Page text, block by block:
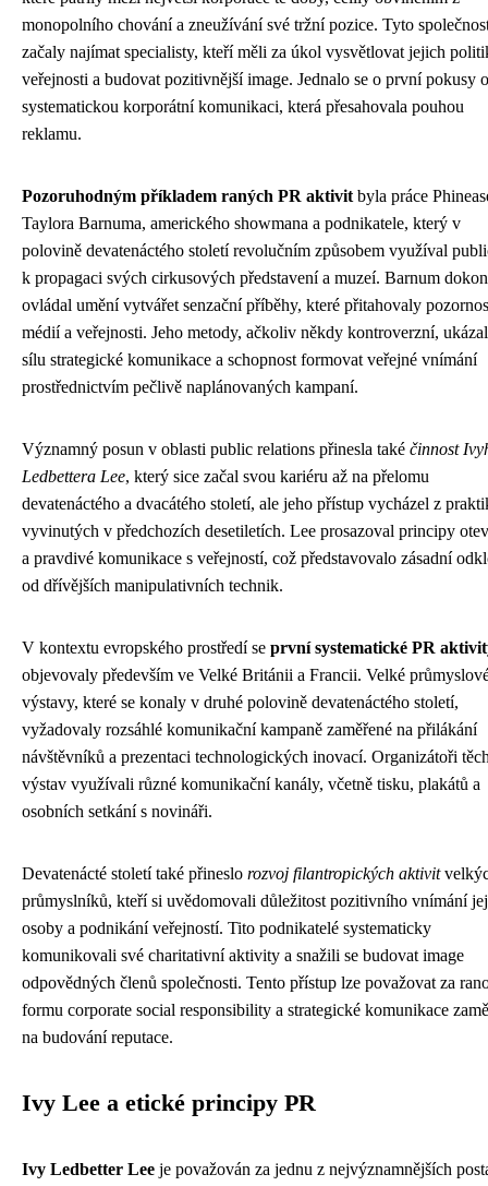
monopolního chování a zneužívání své tržní pozice. Tyto
začaly najímat specialisty, kteří měli za úkol vysvětlovat jejich
veřejnosti a budovat pozitivnější image. Jednalo se o první pokusy o
systematickou korporátní komunikaci, která přesahovala pouhou
reklamu.
Pozoruhodným příkladem raných PR aktivit byla práce
Taylora Barnuma, amerického showmana a podnikatele, který v
polovině devatenáctého století revolučním způsobem využíval
k propagaci svých cirkusových představení a muzeí. Barnum
ovládal umění vytvářet senzační příběhy, které přitahovaly
médií a veřejnosti. Jeho metody, ačkoliv někdy kontroverzní,
sílu strategické komunikace a schopnost formovat veřejné vnímání
prostřednictvím pečlivě naplánovaných kampaní.
Významný posun v oblasti public relations přinesla také činnost
Ledbettera Lee, který sice začal svou kariéru až na přelomu
devatenáctého a dvacátého století, ale jeho přístup vycházel z
vyvinutých v předchozích desetiletích. Lee prosazoval principy
a pravdivé komunikace s veřejností, což představovalo zásadní
od dřívějších manipulativních technik.
V kontextu evropského prostředí se první systematické PR
objevovaly především ve Velké Británii a Francii. Velké
výstavy, které se konaly v druhé polovině devatenáctého století,
vyžadovaly rozsáhlé komunikační kampaně zaměřené na přilákání
návštěvníků a prezentaci technologických inovací. Organizátoři
výstav využívali různé komunikační kanály, včetně tisku, plakátů a
osobních setkání s novináři.
Devatenácté století také přineslo rozvoj filantropických aktivit
průmyslníků, kteří si uvědomovali důležitost pozitivního vnímání
osoby a podnikání veřejností. Tito podnikatelé systematicky
komunikovali své charitativní aktivity a snažili se budovat image
odpovědných členů společnosti. Tento přístup lze považovat za
formu corporate social responsibility a strategické komunikace
na budování reputace.
Ivy Lee a etické principy PR
Ivy Ledbetter Lee je považován za jednu z nejvýznamnějších